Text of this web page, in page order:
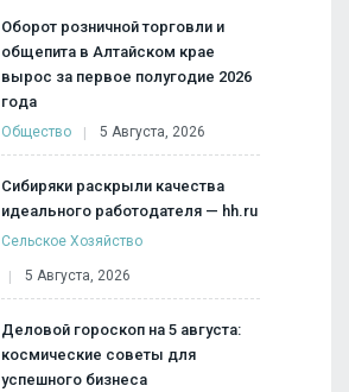
Оборот розничной торговли и
общепита в Алтайском крае
вырос за первое полугодие 2026
года
Общество 5 Августа, 2026
Сибиряки раскрыли качества
идеального работодателя — hh.ru
Сельское Хозяйство
5 Августа, 2026
Деловой гороскоп на 5 августа:
космические советы для
успешного бизнеса